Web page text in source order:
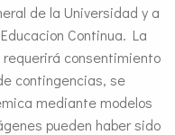
de la Universidad y a
Continua. La
consentimiento
contingencias, se
mediante modelos
pueden haber sido